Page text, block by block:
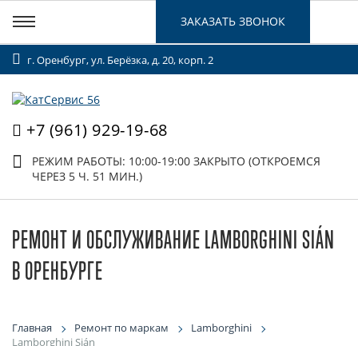
г. Оренбург, ул. Берёзка, д. 20, корп. 2
+7 (961) 929-19-68
РЕЖИМ РАБОТЫ: 10:00-19:00 ЗАКРЫТО (ОТКРОЕМСЯ
ЧЕРЕЗ 5 Ч. 51 МИН.)
ЗАКАЗАТЬ ЗВОНОК
РЕМОНТ И ОБСЛУЖИВАНИЕ LAMBORGHINI SIÁN
В ОРЕНБУРГЕ
Главная Ремонт по маркам
Lamborghini
Lamborghini Sián